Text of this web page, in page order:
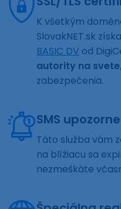
K všetkým
SlovakNET.sk
BASIC DV od
autority na svete
zabezpečenia.
SMS
Táto služba vám
na blížiacu sa
nezmeškáte